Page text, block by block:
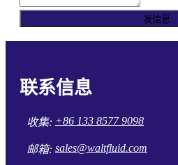
发信息
联系信息
收集: +86 133 8577 9098
邮箱: sales@waltfluid.com